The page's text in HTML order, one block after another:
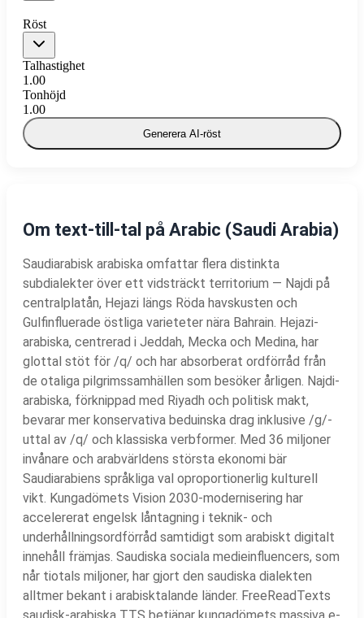
Röst
Talhastighet
1.00
Tonhöjd
1.00
Generera AI-röst
Om text-till-tal på Arabic (Saudi Arabia)
Saudiarabisk arabiska omfattar flera distinkta
subdialekter över ett vidsträckt territorium — Najdi på
centralplatån, Hejazi längs Röda havskusten och
Gulfinfluerade östliga varieteter nära Bahrain. Hejazi-
arabiska, centrerad i Jeddah, Mecka och Medina, har
glottal stöt för /q/ och har absorberat ordförråd från
de otaliga pilgrimssamhällen som besöker årligen. Najdi-
arabiska, förknippad med Riyadh och politisk makt,
bevarar mer konservativa beduinska drag inklusive /g/-
uttal av /q/ och klassiska verbformer. Med 36 miljoner
invånare och arabvärldens största ekonomi bär
Saudiarabiens språkliga val oproportionerlig kulturell
vikt. Kungadömets Vision 2030-modernisering har
accelererat engelsk låntagning i teknik- och
underhållningsordförråd samtidigt som arabiskt digitalt
innehåll främjas. Saudiska sociala medieinfluencers, som
når tiotals miljoner, har gjort den saudiska dialekten
alltmer bekant i arabisktalande länder. FreeReadTexts